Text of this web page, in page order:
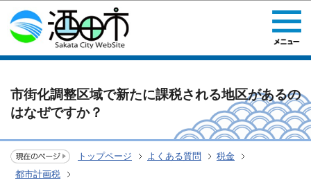
このページの本文へ移動
市街化調整区域で新たに課税される地区があるの
はなぜですか？
トップページ よくある質問
税金
都市計画税